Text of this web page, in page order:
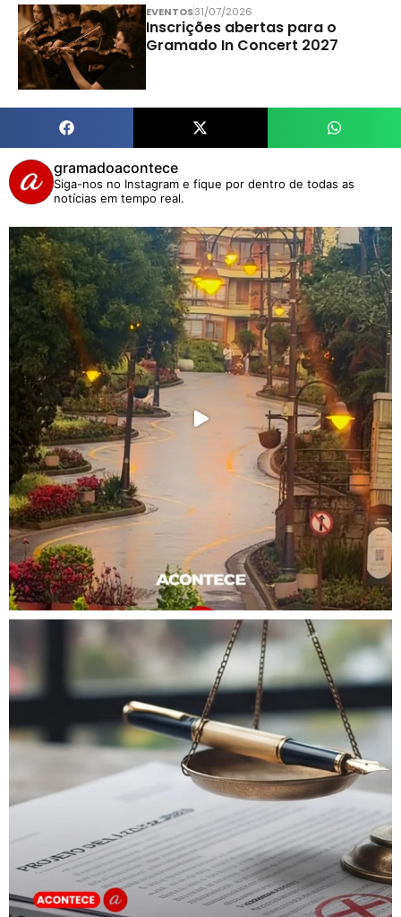
EVENTOS31/07/2026
Inscrições abertas para o
Gramado In Concert 2027
gramadoacontece
Siga-nos no Instagram e fique por dentro de todas as
notícias em tempo real.